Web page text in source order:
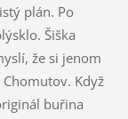
plán. Po
Šiška
že si jenom
Když
buřina